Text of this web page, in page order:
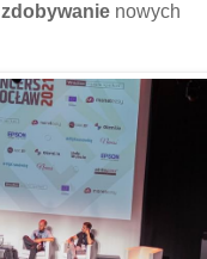
zdobywanie nowych